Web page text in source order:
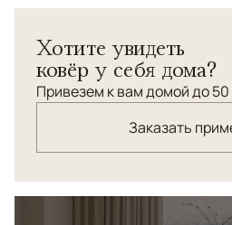
вручную и украшен изящным
насыщенных бирюзовых и
акцентами. Его сложный узор
благородства. Такой ковер
украшением гостиной,
подчёркивая утончённый вкус
Хотите увидеть
ковёр у себя дома?
Привезем к вам домой до
Заказать